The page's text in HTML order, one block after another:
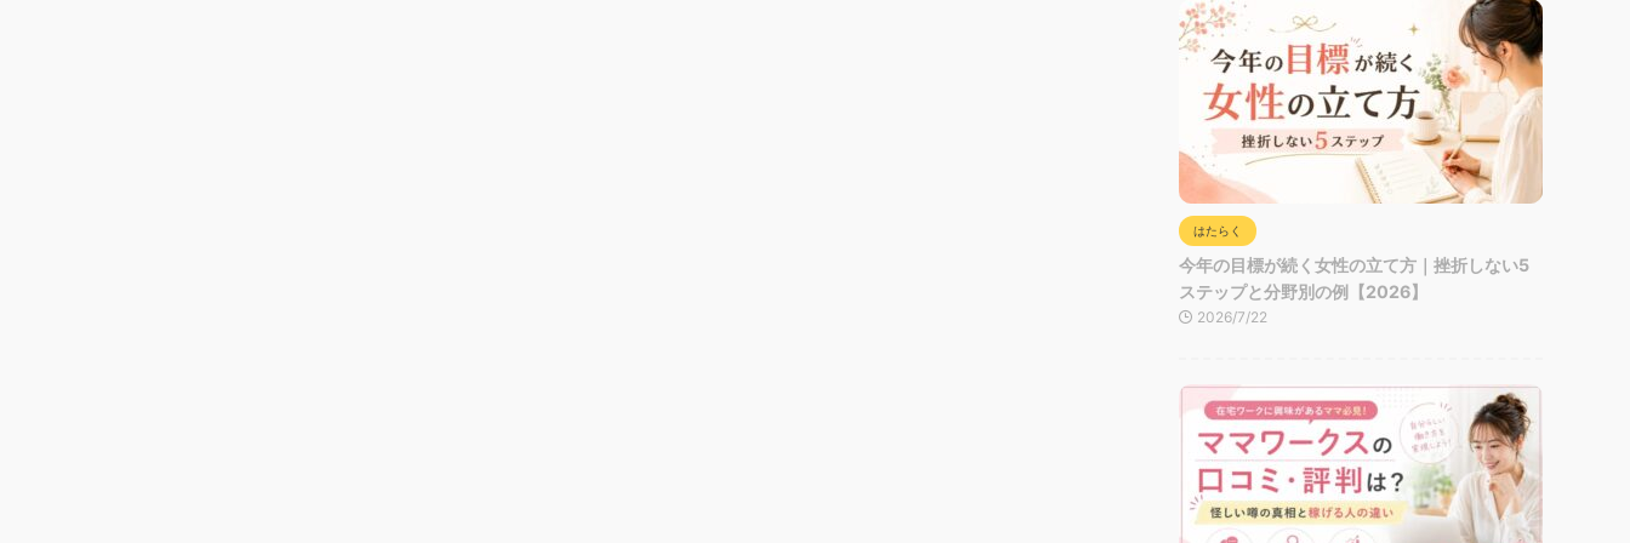
はたらく
今年の目標が続く女性の立て方｜挫折しない5
ステップと分野別の例【2026】
2026/7/22